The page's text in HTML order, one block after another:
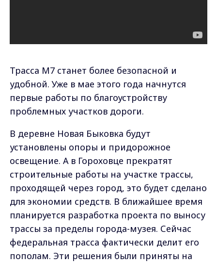
Трасса М7 станет более безопасной и
удобной. Уже в мае этого года начнутся
первые работы по благоустройству
проблемных участков дороги.
В деревне Новая Быковка будут
установлены опоры и придорожное
освещение. А в Гороховце прекратят
строительные работы на участке трассы,
проходящей через город, это будет сделано
для экономии средств. В ближайшее время
планируется разработка проекта по выносу
трассы за пределы города-музея. Сейчас
федеральная трасса фактически делит его
пополам. Эти решения были приняты на